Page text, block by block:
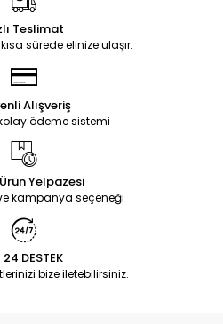
Teslimat
sürede elinize ulaşır.
Alışveriş
ödeme sistemi
Yelpazesi
kampanya seçeneği
DESTEK
bize iletebilirsiniz.